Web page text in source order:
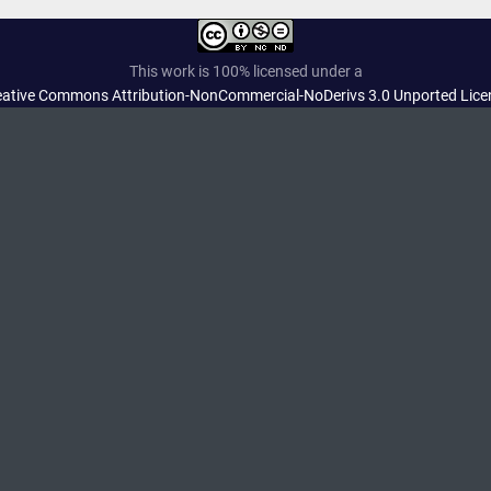
This work is 100% licensed under a
Commons Attribution-NonCommercial-NoDerivs 3.0 Unported